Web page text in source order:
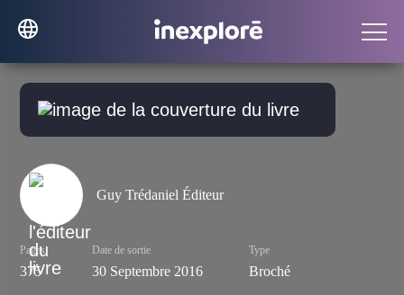
Guy Trédaniel Éditeur
Pages
375
Date de sortie
30 Septembre 2016
Type
Broché